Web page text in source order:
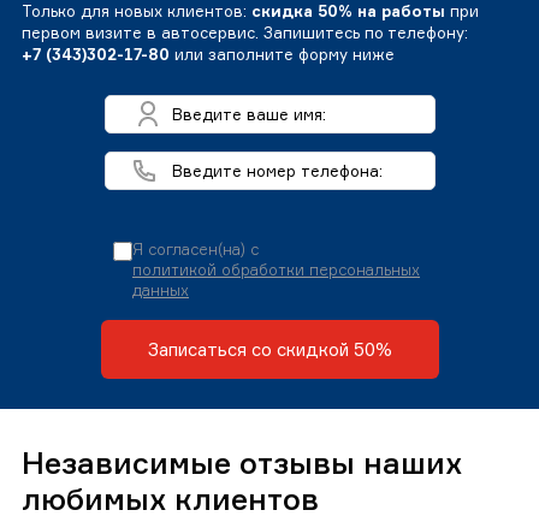
Только для новых клиентов: скидка 50% на работы при
первом визите в автосервис. Запишитесь по телефону:
+7 (343)302-17-80 или заполните форму ниже
Я согласен(на) с
политикой обработки персональных
данных
Записаться со скидкой 50%
Независимые отзывы наших
любимых клиентов